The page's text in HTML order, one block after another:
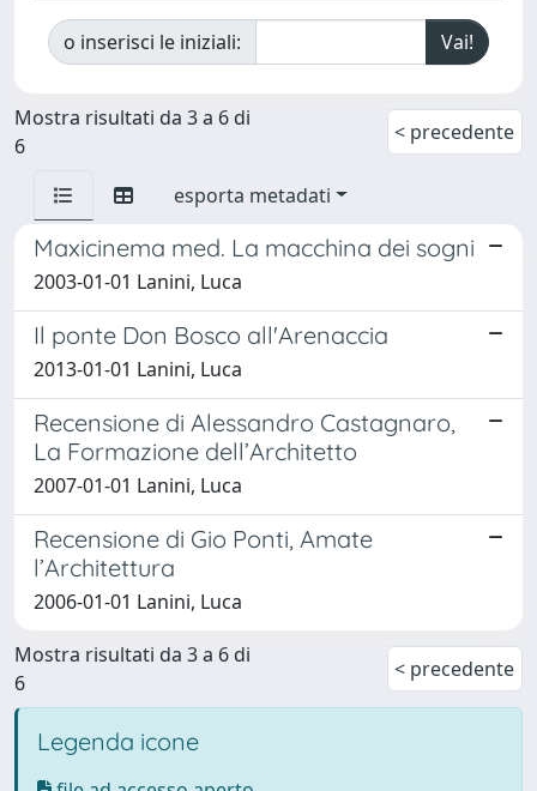
o inserisci le iniziali:
Mostra risultati da 3 a 6 di
6
< precedente
esporta metadati
Maxicinema med. La macchina dei sogni
2003-01-01 Lanini, Luca
Il ponte Don Bosco all'Arenaccia
2013-01-01 Lanini, Luca
Recensione di Alessandro Castagnaro,
La Formazione dell’Architetto
2007-01-01 Lanini, Luca
Recensione di Gio Ponti, Amate
l’Architettura
2006-01-01 Lanini, Luca
Mostra risultati da 3 a 6 di
6
< precedente
Legenda icone